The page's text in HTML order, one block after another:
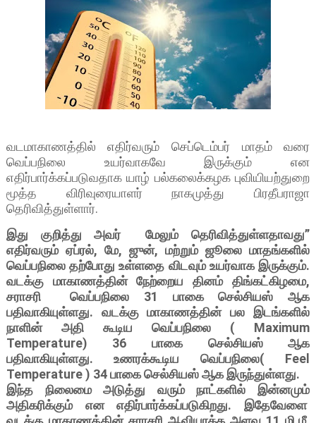
வடமாகாணத்தில் எதிர்வரும் செப்டெம்பர் மாதம் வரை
வெப்பநிலை உயர்வாகவே இருக்கும் என
எதிர்பார்க்கப்படுவதாக யாழ் பல்கலைக்கழக புவியியற்துறை
மூத்த விரிவுரையாளர் நாகமுத்து பிரதீபராஜா
தெரிவித்துள்ளார்.
இது குறித்து அவர் மேலும் தெரிவித்துள்ளதாவது”
எதிர்வரும் ஏப்ரல், மே, ஜுன், மற்றும் ஜூலை மாதங்களில்
வெப்பநிலை தற்போது உள்ளதை விடவும் உயர்வாக இருக்கும்.
வடக்கு மாகாணத்தின் நேற்றைய தினம் திங்கட்கிழமை,
சராசரி வெப்பநிலை 31 பாகை செல்சியஸ் ஆக
பதிவாகியுள்ளது. வடக்கு மாகாணத்தின் பல இடங்களில்
நாளின் அதி கூடிய வெப்பநிலை ( Maximum
Temperature) 36 பாகை செல்சியஸ் ஆக
பதிவாகியுள்ளது. உணரக்கூடிய வெப்பநிலை( Feel
Temperature ) 34 பாகை செல்சியஸ் ஆக இருந்துள்ளது.
இந்த நிலைமை அடுத்து வரும் நாட்களில் இன்னமும்
அதிகரிக்கும் என எதிர்பார்க்கப்படுகிறது. இதேவேளை